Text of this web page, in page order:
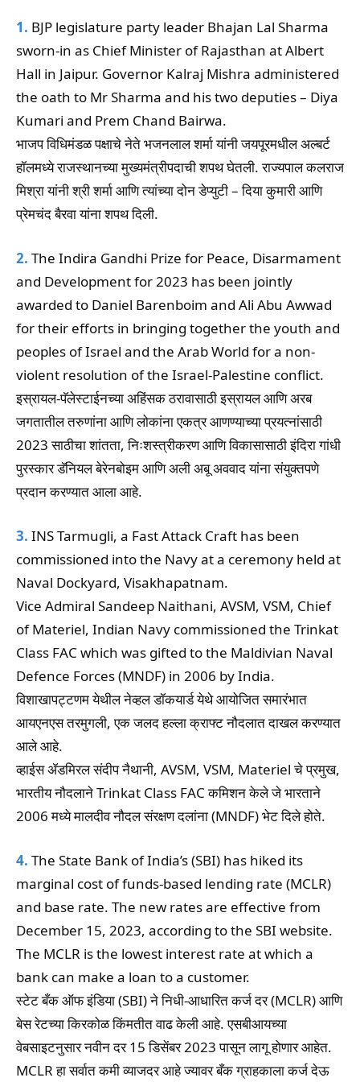
1. BJP legislature party leader Bhajan Lal Sharma
sworn-in as Chief Minister of Rajasthan at Albert
Hall in Jaipur. Governor Kalraj Mishra administered
the oath to Mr Sharma and his two deputies – Diya
Kumari and Prem Chand Bairwa.
भाजप विधिमंडळ पक्षाचे नेते भजनलाल शर्मा यांनी जयपूरमधील अल्बर्ट
हॉलमध्ये राजस्थानच्या मुख्यमंत्रीपदाची शपथ घेतली. राज्यपाल कलराज
मिश्रा यांनी श्री शर्मा आणि त्यांच्या दोन डेप्युटी – दिया कुमारी आणि
प्रेमचंद बैरवा यांना शपथ दिली.
2. The Indira Gandhi Prize for Peace, Disarmament
and Development for 2023 has been jointly
awarded to Daniel Barenboim and Ali Abu Awwad
for their efforts in bringing together the youth and
peoples of Israel and the Arab World for a non-
violent resolution of the Israel-Palestine conflict.
इस्रायल-पॅलेस्टाईनच्या अहिंसक ठरावासाठी इस्रायल आणि अरब
जगतातील तरुणांना आणि लोकांना एकत्र आणण्याच्या प्रयत्नांसाठी
2023 साठीचा शांतता, निःशस्त्रीकरण आणि विकासासाठी इंदिरा गांधी
पुरस्कार डॅनियल बेरेनबोइम आणि अली अबू अववाद यांना संयुक्तपणे
प्रदान करण्यात आला आहे.
3. INS Tarmugli, a Fast Attack Craft has been
commissioned into the Navy at a ceremony held at
Naval Dockyard, Visakhapatnam.
Vice Admiral Sandeep Naithani, AVSM, VSM, Chief
of Materiel, Indian Navy commissioned the Trinkat
Class FAC which was gifted to the Maldivian Naval
Defence Forces (MNDF) in 2006 by India.
विशाखापट्टणम येथील नेव्हल डॉकयार्ड येथे आयोजित समारंभात
आयएनएस तरमुगली, एक जलद हल्ला क्राफ्ट नौदलात दाखल करण्यात
आले आहे.
व्हाईस ॲडमिरल संदीप नैथानी, AVSM, VSM, Materiel चे प्रमुख,
भारतीय नौदलाने Trinkat Class FAC कमिशन केले जे भारताने
2006 मध्ये मालदीव नौदल संरक्षण दलांना (MNDF) भेट दिले होते.
4. The State Bank of India’s (SBI) has hiked its
marginal cost of funds-based lending rate (MCLR)
and base rate. The new rates are effective from
December 15, 2023, according to the SBI website.
The MCLR is the lowest interest rate at which a
bank can make a loan to a customer.
स्टेट बँक ऑफ इंडिया (SBI) ने निधी-आधारित कर्ज दर (MCLR) आणि
बेस रेटच्या किरकोळ किंमतीत वाढ केली आहे. एसबीआयच्या
वेबसाइटनुसार नवीन दर 15 डिसेंबर 2023 पासून लागू होणार आहेत.
MCLR हा सर्वात कमी व्याजदर आहे ज्यावर बँक ग्राहकाला कर्ज देऊ